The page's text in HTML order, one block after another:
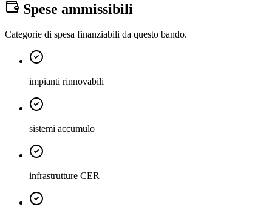
Spese ammissibili
Categorie di spesa finanziabili da questo bando.
impianti rinnovabili
sistemi accumulo
infrastrutture CER